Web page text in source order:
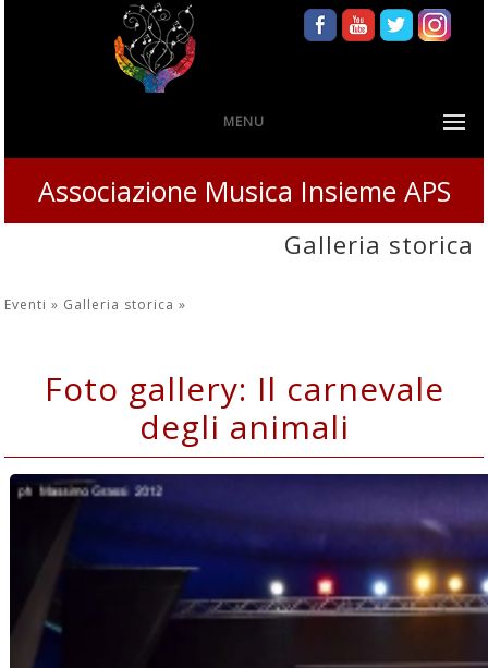
MENU
Associazione Musica Insieme APS
Galleria storica
Eventi » Galleria storica»
Foto gallery: Il carnevale
degli animali